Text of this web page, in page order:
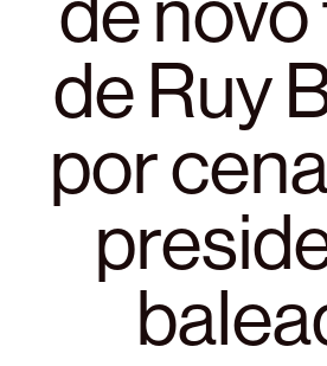
de Ruy
por